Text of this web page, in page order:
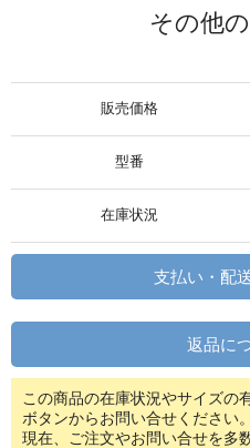
その他
販売価格
型番
在庫状況
支払い・配
返品に
この商品の在庫状況やサイズの
ボタンからお問い合せください。
現在、ご注文やお問い合せを多